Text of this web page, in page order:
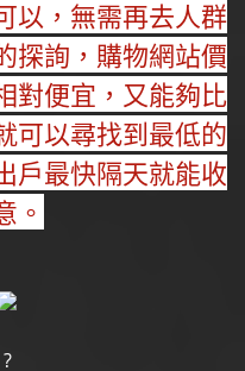
以，無需再去人群
探詢，購物網站價
對便宜，又能夠比
可以尋找到最低的
戶最快隔天就能收
。
?